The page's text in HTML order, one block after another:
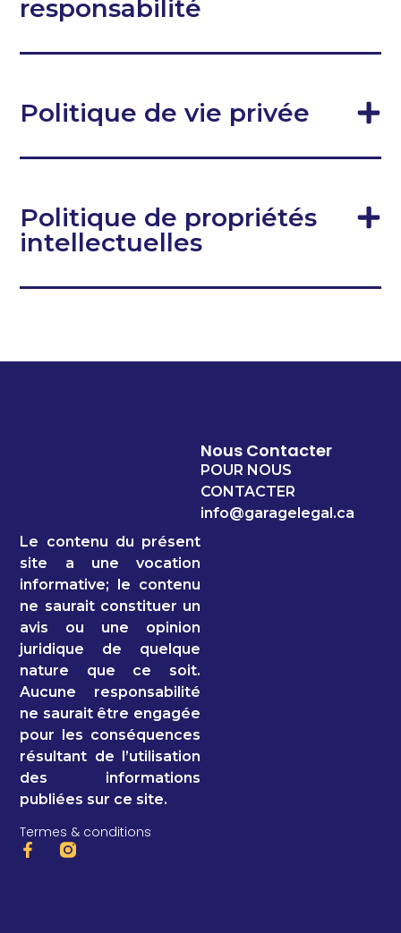
responsabilité
Politique de vie privée
Politique de propriétés
intellectuelles
Le contenu du présent
site a une vocation
informative; le contenu
ne saurait constituer un
avis ou une opinion
juridique de quelque
nature que ce soit.
Aucune responsabilité
ne saurait être engagée
pour les conséquences
résultant de l’utilisation
des informations
publiées sur ce site.
Termes & conditions
Nous Contacter
POUR NOUS
CONTACTER
info@garagelegal.ca